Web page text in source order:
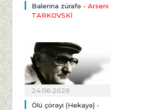
Balerina zürafə - Arseni
TARKOVSKİ
24.06.2026
Ölü çörəyi (Hekayə) -